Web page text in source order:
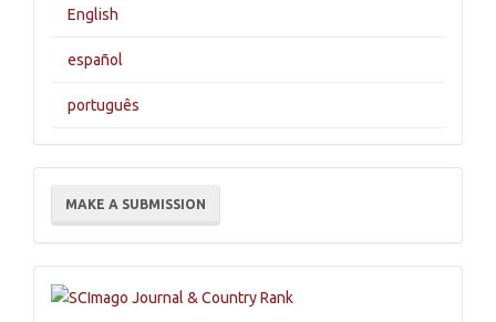
English
español
português
Make
Submission
MAKE A SUBMISSION